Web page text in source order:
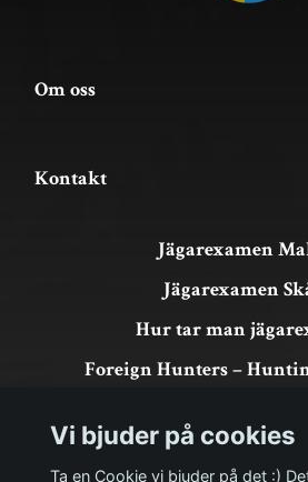
Om oss
Kontakt
Jägarexamen
Jägarexamen
Hur tar man
Foreign Hunters –
Om köp och
Vi bjuder på cookies
Ta en Cookie vi bjuder på det :)